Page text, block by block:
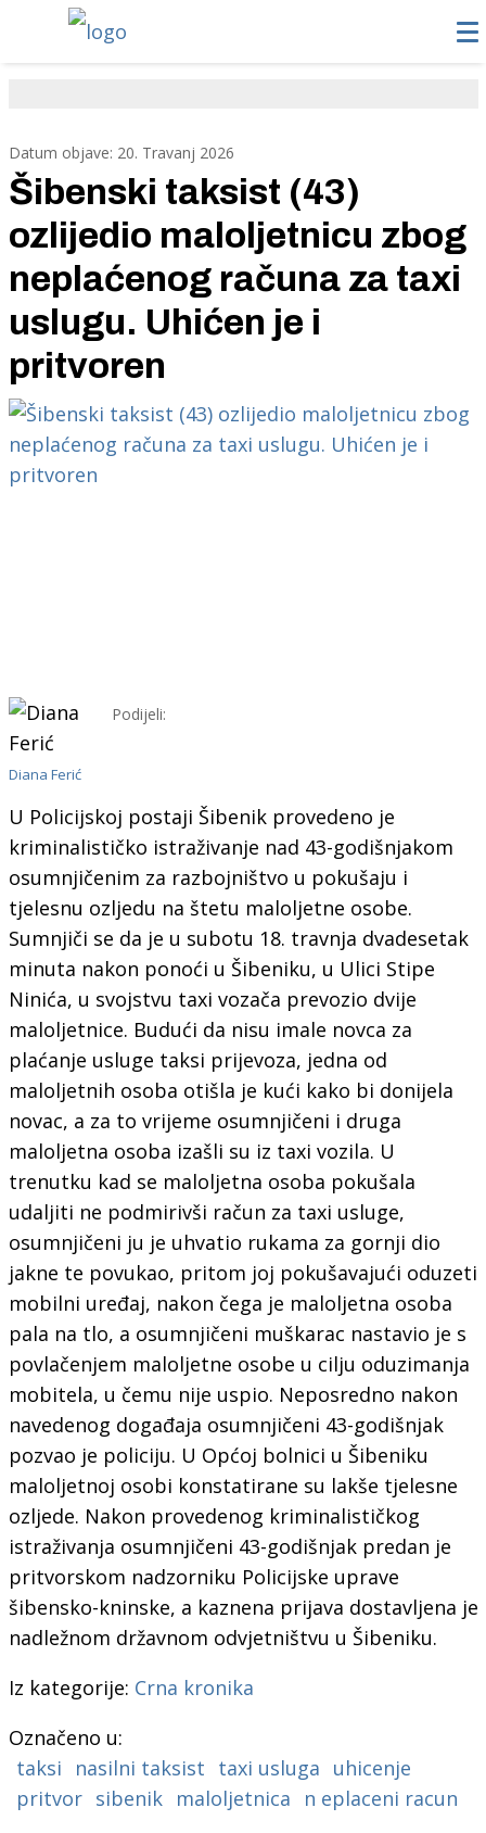
Datum objave: 20. Travanj 2026
Šibenski taksist (43)
ozlijedio maloljetnicu zbog
neplaćenog računa za taxi
uslugu. Uhićen je i
pritvoren
Diana Ferić
Podijeli:
U Policijskoj postaji Šibenik provedeno je
kriminalističko istraživanje nad 43-godišnjakom
osumnjičenim za razbojništvo u pokušaju i
tjelesnu ozljedu na štetu maloljetne osobe.
Sumnjiči se da je u subotu 18. travnja dvadesetak
minuta nakon ponoći u Šibeniku, u Ulici Stipe
Ninića, u svojstvu taxi vozača prevozio dvije
maloljetnice. Budući da nisu imale novca za
plaćanje usluge taksi prijevoza, jedna od
maloljetnih osoba otišla je kući kako bi donijela
novac, a za to vrijeme osumnjičeni i druga
maloljetna osoba izašli su iz taxi vozila. U
trenutku kad se maloljetna osoba pokušala
udaljiti ne podmirivši račun za taxi usluge,
osumnjičeni ju je uhvatio rukama za gornji dio
jakne te povukao, pritom joj pokušavajući oduzeti
mobilni uređaj, nakon čega je maloljetna osoba
pala na tlo, a osumnjičeni muškarac nastavio je s
povlačenjem maloljetne osobe u cilju oduzimanja
mobitela, u čemu nije uspio. Neposredno nakon
navedenog događaja osumnjičeni 43-godišnjak
pozvao je policiju. U Općoj bolnici u Šibeniku
maloljetnoj osobi konstatirane su lakše tjelesne
ozljede. Nakon provedenog kriminalističkog
istraživanja osumnjičeni 43-godišnjak predan je
pritvorskom nadzorniku Policijske uprave
šibensko-kninske, a kaznena prijava dostavljena je
nadležnom državnom odvjetništvu u Šibeniku.
Iz kategorije: Crna kronika
Označeno u:
taksi
nasilni taksist taxi usluga uhicenje
pritvor sibenik maloljetnica n eplaceni racun